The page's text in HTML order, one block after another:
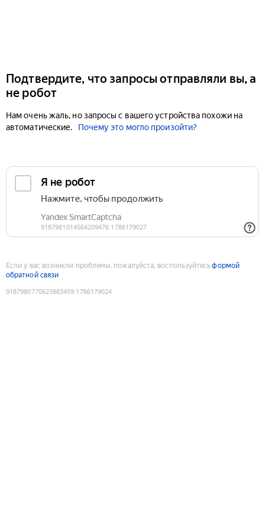
Подтвердите, что запросы отправляли вы, а
не робот
Нам очень жаль, но запросы с вашего устройства похожи на
автоматические.
Почему это могло произойти?
Если у вас возникли проблемы, пожалуйста, воспользуйтесьформой
обратной связи
9187980770623883459:1786179024